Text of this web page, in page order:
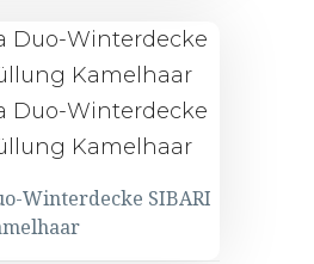
Winterdecke SIBARI